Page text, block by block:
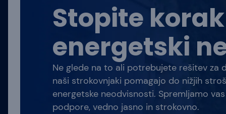
Stopite
energetski
Ne glede na to ali potrebujete rešitev za
naši strokovnjaki pomagajo do nižjih
energetske neodvisnosti. Spremljamo
podpore, vedno jasno in strokovno.